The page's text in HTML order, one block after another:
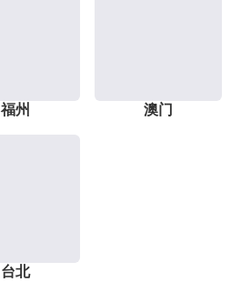
福州 澳门
台北